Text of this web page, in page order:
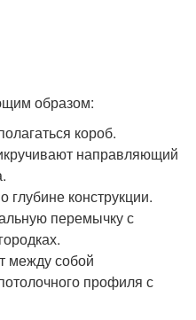
образом:
короб.
направляющий
конструкции.
перемычку с
между собой
профиля с